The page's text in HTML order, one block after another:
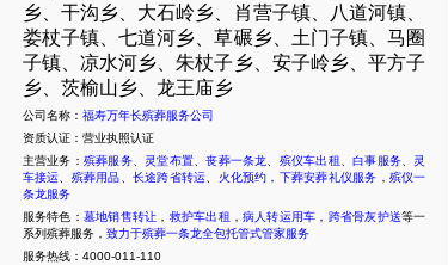
乡、干沟乡、大石岭乡、肖营子镇、八道河镇、
娄杖子镇、七道河乡、草碾乡、土门子镇、马圈
子镇、凉水河乡、朱杖子乡、安子岭乡、平方子
乡、茨榆山乡、龙王庙乡
公司名称： 福寿万年长殡葬服务公司
资质认证：营业执照认证
主营业务： 殡葬服务、 灵堂布置 、丧葬一条龙 殡仪车出租 、白事服务
灵
车接运
殡葬用品 长途跨省转运 火化预约 ， 下葬安葬礼仪服务 ， 殡仪一
条龙服务
服务特色： 墓地销售转让 ， 救护车出租 ， 病人转运用车 ， 跨省骨灰护送等一
系列殡葬服务， 致力于殡葬一条龙全包托管式管家服务
服务热线：4000-011-110